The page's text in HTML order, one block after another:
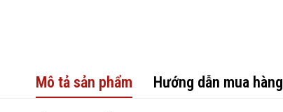
Mô tả sản phẩm Hướng dẫn mua hàng